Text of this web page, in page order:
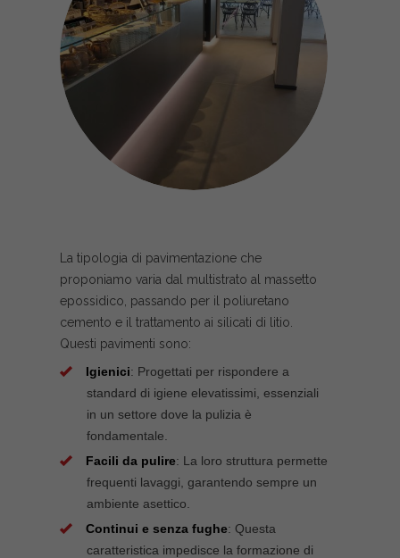
La tipologia di pavimentazione che
proponiamo varia dal multistrato al massetto
epossidico, passando per il poliuretano
cemento e il trattamento ai silicati di litio.
Questi pavimenti sono:
Igienici: Progettati per rispondere a
standard di igiene elevatissimi, essenziali
in un settore dove la pulizia è
fondamentale.
Facili da pulire: La loro struttura permette
frequenti lavaggi, garantendo sempre un
ambiente asettico.
Continui e senza fughe: Questa
caratteristica impedisce la formazione di